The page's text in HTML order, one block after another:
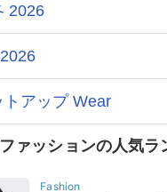
ファッションの人気ラ